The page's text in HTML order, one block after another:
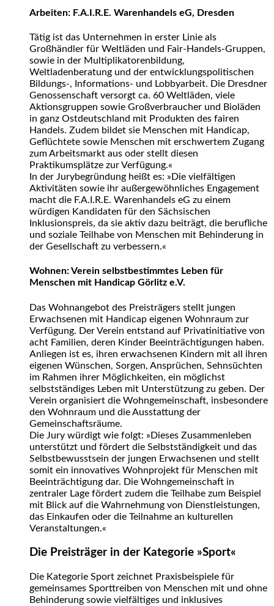
Arbeiten: F.A.I.R.E. Warenhandels eG, Dresden
Tätig ist das Unternehmen in erster Linie als
Großhändler für Weltläden und Fair-Handels-Gruppen,
sowie in der Multiplikatorenbildung,
Weltladenberatung und der entwicklungspolitischen
Bildungs-, Informations- und Lobbyarbeit. Die Dresdner
Genossenschaft versorgt ca. 60 Weltläden, viele
Aktionsgruppen sowie Großverbraucher und Bioläden
in ganz Ostdeutschland mit Produkten des fairen
Handels. Zudem bildet sie Menschen mit Handicap,
Geflüchtete sowie Menschen mit erschwertem Zugang
zum Arbeitsmarkt aus oder stellt diesen
Praktikumsplätze zur Verfügung.«
In der Jurybegründung heißt es: »Die vielfältigen
Aktivitäten sowie ihr außergewöhnliches Engagement
macht die F.A.I.R.E. Warenhandels eG zu einem
würdigen Kandidaten für den Sächsischen
Inklusionspreis, da sie aktiv dazu beiträgt, die berufliche
und soziale Teilhabe von Menschen mit Behinderung in
der Gesellschaft zu verbessern.«
Wohnen: Verein selbstbestimmtes Leben für
Menschen mit Handicap Görlitz e.V.
Das Wohnangebot des Preisträgers stellt jungen
Erwachsenen mit Handicap eigenen Wohnraum zur
Verfügung. Der Verein entstand auf Privatinitiative von
acht Familien, deren Kinder Beeinträchtigungen haben.
Anliegen ist es, ihren erwachsenen Kindern mit all ihren
eigenen Wünschen, Sorgen, Ansprüchen, Sehnsüchten
im Rahmen ihrer Möglichkeiten, ein möglichst
selbstständiges Leben mit Unterstützung zu geben. Der
Verein organisiert die Wohngemeinschaft, insbesondere
den Wohnraum und die Ausstattung der
Gemeinschaftsräume.
Die Jury würdigt wie folgt: »Dieses Zusammenleben
unterstützt und fördert die Selbstständigkeit und das
Selbstbewusstsein der jungen Erwachsenen und stellt
somit ein innovatives Wohnprojekt für Menschen mit
Beeinträchtigung dar. Die Wohngemeinschaft in
zentraler Lage fördert zudem die Teilhabe zum Beispiel
mit Blick auf die Wahrnehmung von Dienstleistungen,
das Einkaufen oder die Teilnahme an kulturellen
Veranstaltungen.«
Die Preisträger in der Kategorie »Sport«
Die Kategorie Sport zeichnet Praxisbeispiele für
gemeinsames Sporttreiben von Menschen mit und ohne
Behinderung sowie vielfältiges und inklusives